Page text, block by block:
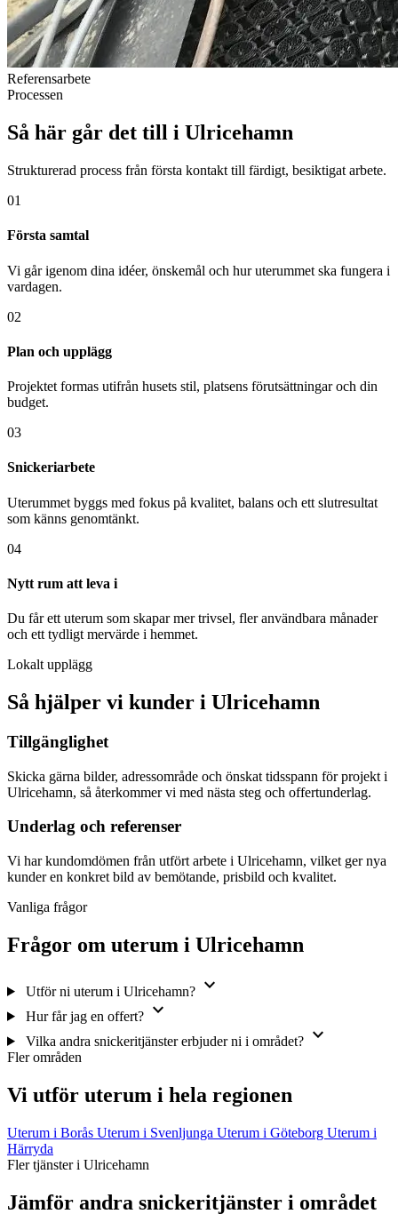
Referensarbete
Processen
Så här går det till i Ulricehamn
Strukturerad process från första kontakt till färdigt, besiktigat arbete.
01
Första samtal
Vi går igenom dina idéer, önskemål och hur uterummet ska fungera i
vardagen.
02
Plan och upplägg
Projektet formas utifrån husets stil, platsens förutsättningar och din
budget.
03
Snickeriarbete
Uterummet byggs med fokus på kvalitet, balans och ett slutresultat
som känns genomtänkt.
04
Nytt rum att leva i
Du får ett uterum som skapar mer trivsel, fler användbara månader
och ett tydligt mervärde i hemmet.
Lokalt upplägg
Så hjälper vi kunder i Ulricehamn
Tillgänglighet
Skicka gärna bilder, adressområde och önskat tidsspann för projekt i
Ulricehamn, så återkommer vi med nästa steg och offertunderlag.
Underlag och referenser
Vi har kundomdömen från utfört arbete i Ulricehamn, vilket ger nya
kunder en konkret bild av bemötande, prisbild och kvalitet.
Vanliga frågor
Frågor om uterum i Ulricehamn
Utför ni uterum i Ulricehamn? expand_more
Hur får jag en offert? expand_more
Vilka andra snickeritjänster erbjuder ni i området? expand_more
Fler områden
Vi utför uterum i hela regionen
Uterum i Borås Uterum i Svenljunga Uterum i Göteborg Uterum i
Härryda
Fler tjänster i Ulricehamn
Jämför andra snickeritjänster i området